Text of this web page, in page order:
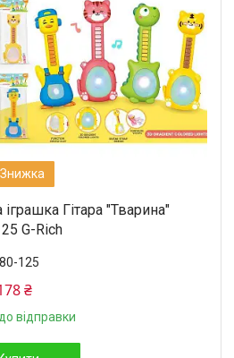
іграшка Гітара "Тварина"
G-Rich
125
₴
відправки